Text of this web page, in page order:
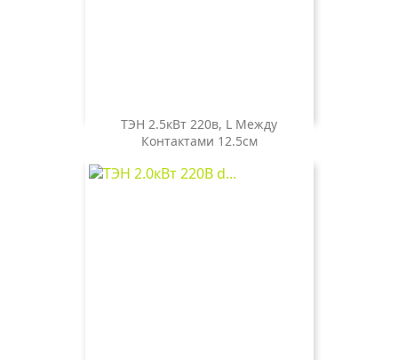
ТЭН 2.5кВт 220в, L Между
Контактами 12.5см